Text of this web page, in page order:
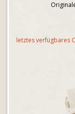
letztes verfügbares